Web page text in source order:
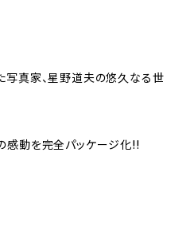
写真家、星野道夫の悠久なる世
感動を完全パッケージ化!!